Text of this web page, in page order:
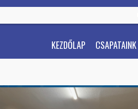
KEZDŐLAP CSAPATAINK